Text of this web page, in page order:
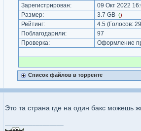
Зарегистрирован:
09 Окт 2022
Размер:
3.7 GB ()
Рейтинг: 4.5 (Голосов: 29
Поблагодарили:
97
Проверка:
Оформление
Список файлов в торренте
Это та страна где на один бакс можешь